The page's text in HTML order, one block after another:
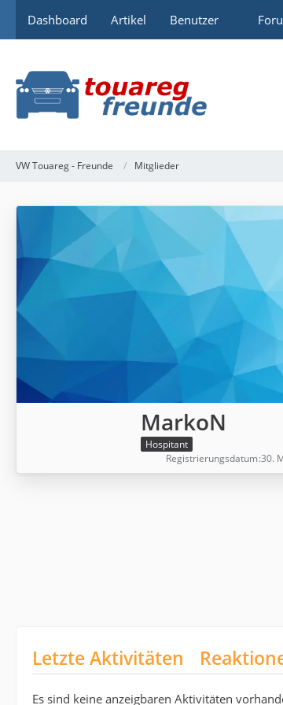
Dashboard Artikel Benutzer
VW Touareg - Freunde Mitglieder
MarkoN
Hospitant
Registrierungsdatum 30.
Letzte Aktivitäten
Es sind keine anzeigbaren Aktivitäten